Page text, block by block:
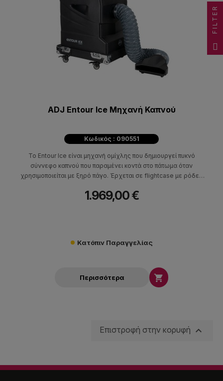
ADJ Entour Ice Μηχανή Καπνού
Κωδικός : 090551
Το Entour Ice είναι μηχανή ομίχλης που δημιουργεί πυκνό
σύννεφο καπνού που παραμένει κοντά στο πάτωμα όταν
χρησιμοποιείται με ξηρό πάγο. Έρχεται σε flightcase με ρόδες
στάθμης νερού που απενεργοποιεί αυτόματα την αντλία. Iδανική
1.969,00 €
Κατόπιν Παραγγελίας
Περισσότερα 
Επιστροφή στην κορυφή 
FILTER